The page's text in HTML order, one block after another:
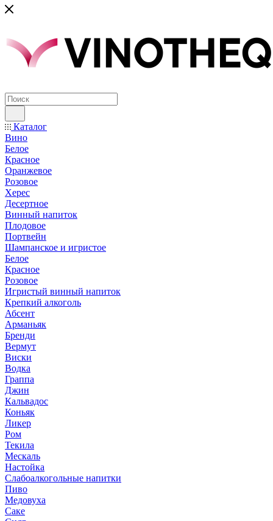
Каталог
Вино
Белое
Красное
Оранжевое
Розовое
Херес
Десертное
Винный напиток
Плодовое
Портвейн
Шампанское и игристое
Белое
Красное
Розовое
Игристый винный напиток
Крепкий алкоголь
Абсент
Арманьяк
Бренди
Вермут
Виски
Водка
Граппа
Джин
Кальвадос
Коньяк
Ликер
Ром
Текила
Мескаль
Настойка
Слабоалкогольные напитки
Пиво
Медовуха
Саке